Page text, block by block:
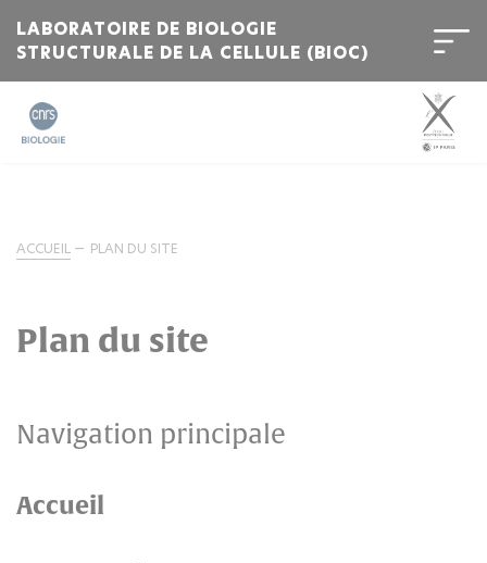
LABORATOIRE DE BIOLOGIE
STRUCTURALE DE LA CELLULE (BIOC)
ACCUEIL PLAN DU SITE
Plan du site
Navigation principale
Accueil